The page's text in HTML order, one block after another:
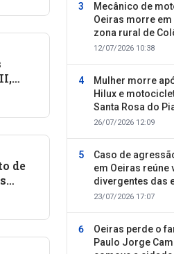
de
Mecânico de
Oeiras morre em
zona rural de
12/07/2026 10:38
Mulher morre
Hilux e
Santa Rosa do
26/07/2026 12:09
Caso de
em Oeiras reúne
divergentes das
23/07/2026 17:07
Oeiras perde o
Paulo Jorge